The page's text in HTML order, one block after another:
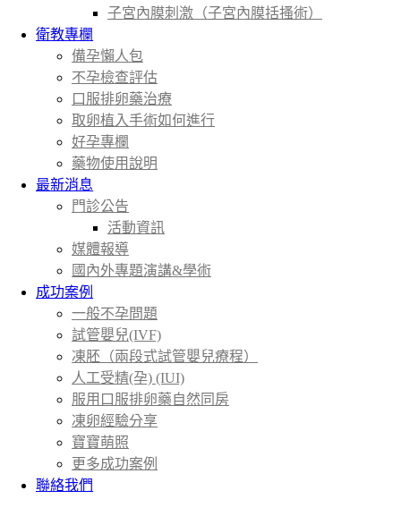
子宮內膜刺激（子宮內膜括搔術）
衛教專欄
備孕懶人包
不孕檢查評估
口服排卵藥治療
取卵植入手術如何進行
好孕專欄
藥物使用說明
最新消息
門診公告
活動資訊
媒體報導
國內外專題演講&學術
成功案例
一般不孕問題
試管嬰兒(IVF)
凍胚（兩段式試管嬰兒療程）
人工受精(孕) (IUI)
服用口服排卵藥自然同房
凍卵經驗分享
寶寶萌照
更多成功案例
聯絡我們